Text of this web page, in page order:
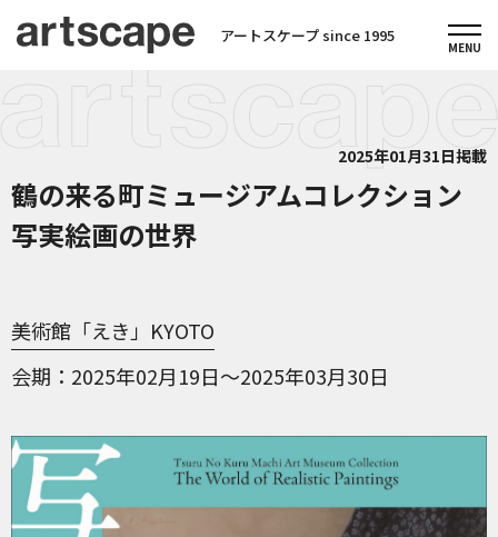
アートスケープ since 1995
2025年01月31日掲載
鶴の来る町ミュージアムコレクション
写実絵画の世界
美術館「えき」KYOTO
会期
2025年02月19日～2025年03月30日